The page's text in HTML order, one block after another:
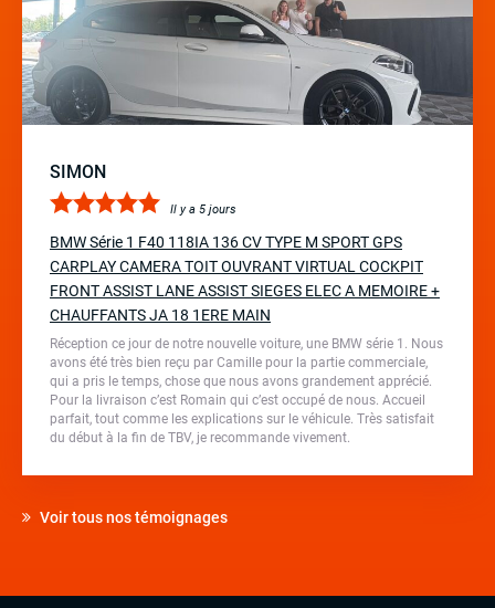
SIMON
Il y a 5 jours
BMW Série 1 F40 118IA 136 CV TYPE M SPORT GPS
CARPLAY CAMERA TOIT OUVRANT VIRTUAL COCKPIT
FRONT ASSIST LANE ASSIST SIEGES ELEC A MEMOIRE +
CHAUFFANTS JA 18 1ERE MAIN
Réception ce jour de notre nouvelle voiture, une BMW série 1. Nous
avons été très bien reçu par Camille pour la partie commerciale,
qui a pris le temps, chose que nous avons grandement apprécié.
Pour la livraison c’est Romain qui c’est occupé de nous. Accueil
parfait, tout comme les explications sur le véhicule. Très satisfait
du début à la fin de TBV, je recommande vivement.
Voir tous nos témoignages